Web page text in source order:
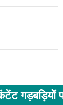
सरकार से